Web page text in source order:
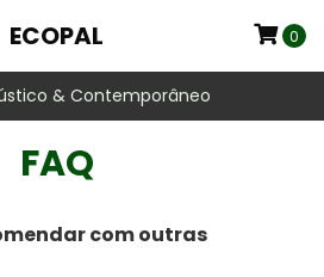
& Contemporâneo
ECOPAL 0
FAQ
com outras